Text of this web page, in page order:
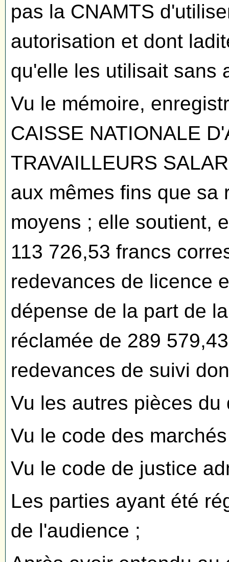
pas la CNAMTS
autorisation et dont
qu'elle les utilisait sans
Vu le mémoire,
CAISSE NATIONALE
TRAVAILLEURS
aux mêmes fins que sa
moyens ; elle soutient,
113 726,53 francs
redevances de licence
dépense de la part de
réclamée de 289
redevances de suivi
Vu les autres pièces du
Vu le code des
Vu le code de justice
Les parties ayant été
de l'audience ;